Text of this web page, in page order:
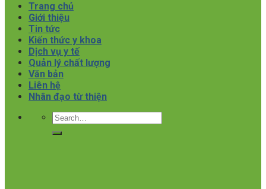
Trang chủ
Giới thiệu
Tin tức
Kiến thức y khoa
Dịch vụ y tế
Quản lý chất lượng
Văn bản
Liên hệ
Nhân đạo từ thiện